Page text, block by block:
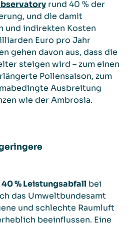
rund 40 % der
und die damit
und indirekten Kosten
Euro pro Jahr
gehen davon aus, dass die
steigen wird – zum einen
Pollensaison, zum
Ausbreitung
wie der Ambrosia.
40 % Leistungsabfall bei
das Umweltbundesamt
und schlechte Raumluft
beeinflussen. Eine